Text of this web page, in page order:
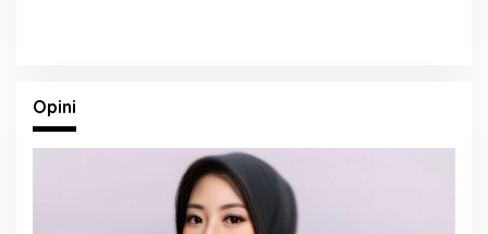
Opini